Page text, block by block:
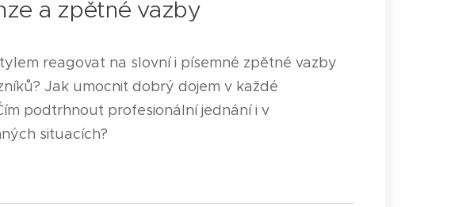
a zpětné vazby
reagovat na slovní i písemné zpětné vazby
Jak umocnit dobrý dojem v každé
podtrhnout profesionální jednání i v
situacích?